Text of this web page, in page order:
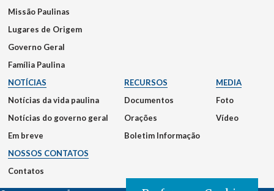
Missão Paulinas
Lugares de Origem
Governo Geral
Família Paulina
NOTÍCIAS
Notícias da vida paulina
Notícias do governo geral
Em breve
RECURSOS
Documentos
Orações
Boletim Informação
MEDIA
Foto
Vídeo
NOSSOS CONTATOS
Contatos